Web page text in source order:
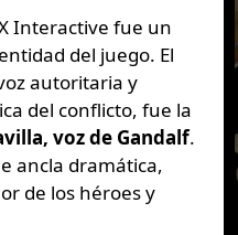
Interactive fue un
del juego. El
autoritaria y
del conflicto, fue la
voz de Gandalf.
ancla dramática,
de los héroes y